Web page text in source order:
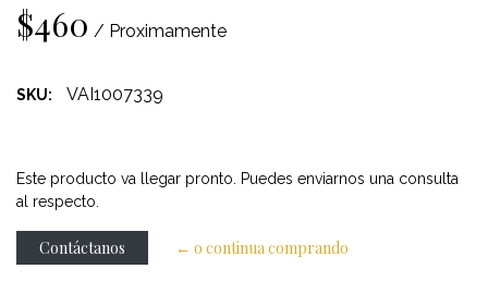
$460 / Proximamente
SKU: VAI1007339
Este producto va llegar pronto. Puedes enviarnos una consulta
al respecto.
Contáctanos ← o continua comprando